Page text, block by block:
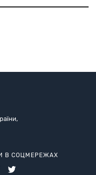
був позбавлений
В СОЦМЕРЕЖАХ